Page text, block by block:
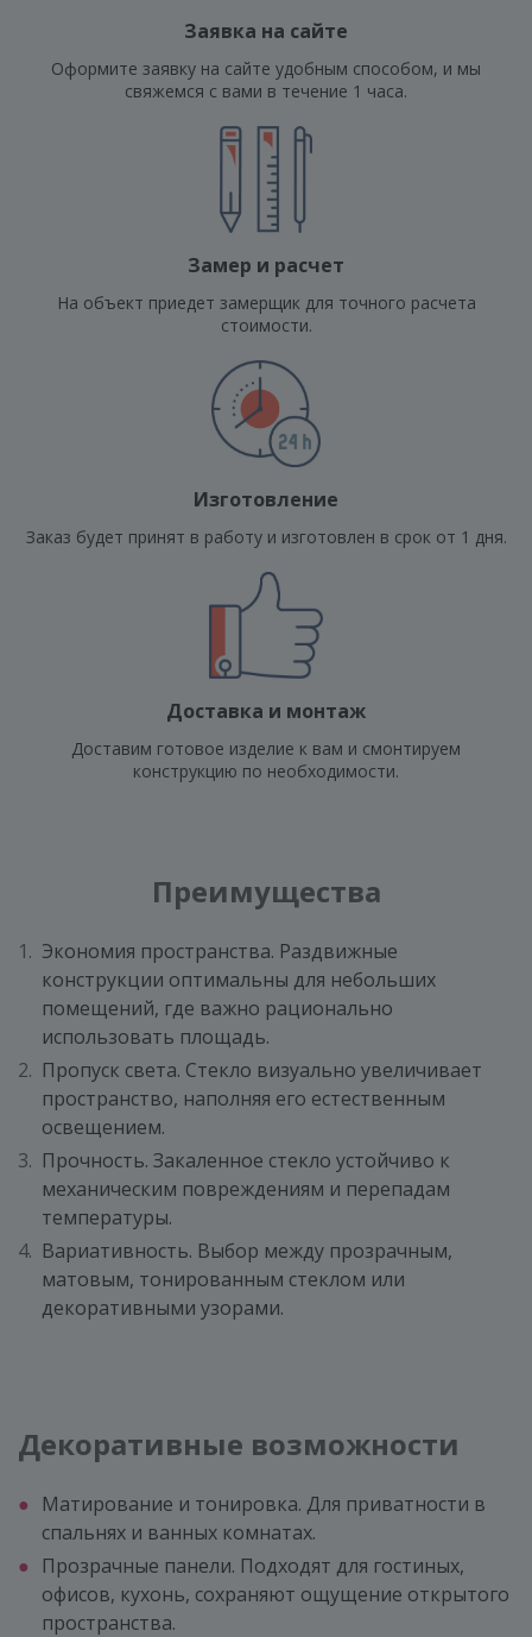
Заявка на сайте
Оформите заявку на сайте удобным способом, и мы
свяжемся с вами в течение 1 часа.
Замер и расчет
На объект приедет замерщик для точного расчета
стоимости.
Изготовление
Заказ будет принят в работу и изготовлен в срок от 1 дня.
Доставка и монтаж
Доставим готовое изделие к вам и смонтируем
конструкцию по необходимости.
Преимущества
Экономия пространства. Раздвижные
конструкции оптимальны для небольших
помещений, где важно рационально
использовать площадь.
Пропуск света. Стекло визуально увеличивает
пространство, наполняя его естественным
освещением.
Прочность. Закаленное стекло устойчиво к
механическим повреждениям и перепадам
температуры.
Вариативность. Выбор между прозрачным,
матовым, тонированным стеклом или
декоративными узорами.
Декоративные возможности
Матирование и тонировка. Для приватности в
спальнях и ванных комнатах.
Прозрачные панели. Подходят для гостиных,
офисов, кухонь, сохраняют ощущение открытого
пространства.